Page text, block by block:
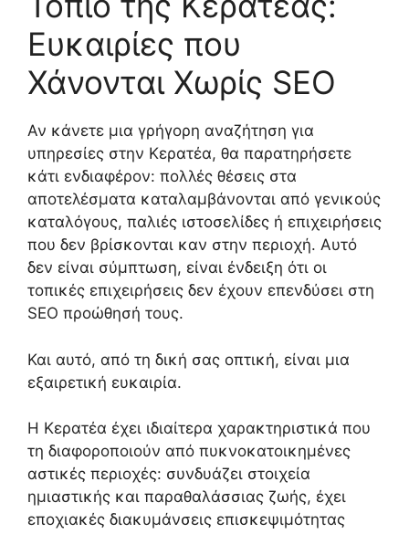
Ευκαιρίες που
Χάνονται Χωρίς SEO
Αν κάνετε μια γρήγορη αναζήτηση για
υπηρεσίες στην Κερατέα, θα παρατηρήσετε
κάτι ενδιαφέρον: πολλές θέσεις στα
αποτελέσματα καταλαμβάνονται από γενικούς
καταλόγους, παλιές ιστοσελίδες ή επιχειρήσεις
που δεν βρίσκονται καν στην περιοχή. Αυτό
δεν είναι σύμπτωση, είναι ένδειξη ότι οι
τοπικές επιχειρήσεις δεν έχουν επενδύσει στη
SEO προώθησή τους.
Και αυτό, από τη δική σας οπτική, είναι μια
εξαιρετική ευκαιρία.
Η Κερατέα έχει ιδιαίτερα χαρακτηριστικά που
τη διαφοροποιούν από πυκνοκατοικημένες
αστικές περιοχές: συνδυάζει στοιχεία
ημιαστικής και παραθαλάσσιας ζωής, έχει
εποχιακές διακυμάνσεις επισκεψιμότητας